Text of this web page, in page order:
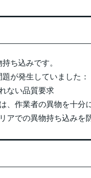
ち込みです。
が発生していました：
ない品質要求
、作業者の異物を十分
アでの異物持ち込みを